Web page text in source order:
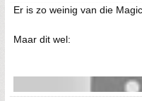
Er is zo weinig van die
Maar dit wel: